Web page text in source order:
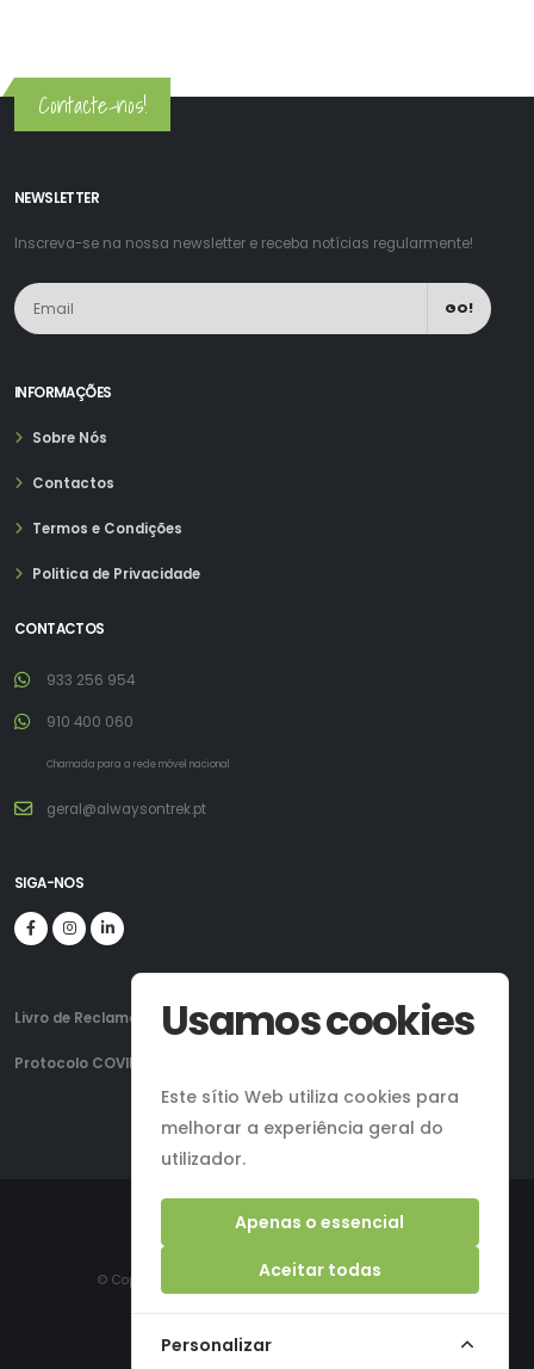
Contacte-nos!
NEWSLETTER
Inscreva-se na nossa newsletter e receba notícias regularmente!
GO!
INFORMAÇÕES
Sobre Nós
Contactos
Termos e Condições
Politica de Privacidade
CONTACTOS
933 256 954
910 400 060
Chamada para a rede móvel nacional
geral@alwaysontrek.pt
SIGA-NOS
Livro de Reclamações
Protocolo COVID-19
© Copyright 2023-2026. Todos os direitos reservados.
Mapa do Site
Usamos cookies
Este sítio Web utiliza cookies para
melhorar a experiência geral do
utilizador.
Apenas o essencial
Aceitar todas
Personalizar